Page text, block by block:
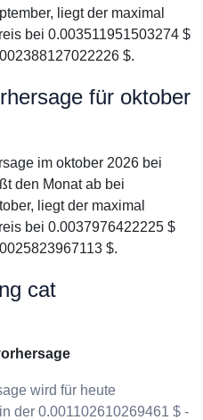
liegt der maximal
bei 0.003511951503274 $
$.
für oktober
im oktober 2026 bei
den Monat ab bei
liegt der maximal
bei 0.0037976422225 $
$.
cat
wird für heute
der 0.001102610269461 $ -